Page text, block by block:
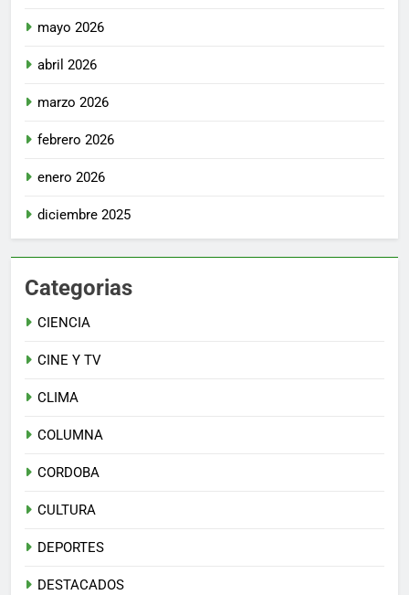
mayo 2026
abril 2026
marzo 2026
febrero 2026
enero 2026
diciembre 2025
Categorias
CIENCIA
CINE Y TV
CLIMA
COLUMNA
CORDOBA
CULTURA
DEPORTES
DESTACADOS